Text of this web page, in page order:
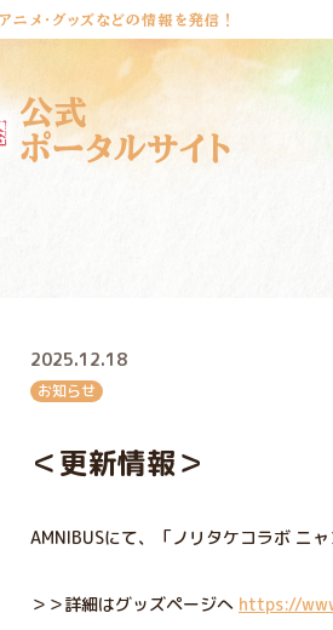
ニメ・グッズなどの情報を発信！
公式
ポータルサイト
2025.12.18
お知らせ
＜更新情報＞
AMNIBUSにて、「ノリタケコラボ ニ
＞＞詳細はグッズページへ https://